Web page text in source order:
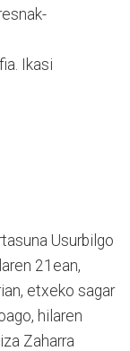
Ikasi
Usurbilgo
21ean,
etxeko sagar
hilaren
Zaharra